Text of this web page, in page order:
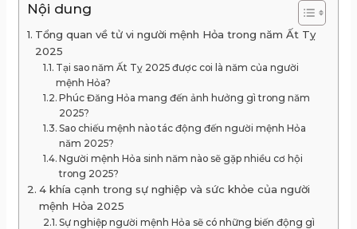
Nội dung
Tổng quan về tử vi người mệnh Hỏa trong năm Ất Tỵ
2025
Tại sao năm Ất Tỵ 2025 được coi là năm của người
mệnh Hỏa?
Phúc Đăng Hỏa mang đến ảnh hưởng gì trong năm
2025?
Sao chiếu mệnh nào tác động đến người mệnh Hỏa
năm 2025?
Người mệnh Hỏa sinh năm nào sẽ gặp nhiều cơ hội
trong 2025?
4 khía cạnh trong sự nghiệp và sức khỏe của người
mệnh Hỏa 2025
Sự nghiệp người mệnh Hỏa sẽ có những biến động gì